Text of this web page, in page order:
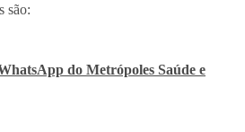
são:
do Metrópoles Saúde e